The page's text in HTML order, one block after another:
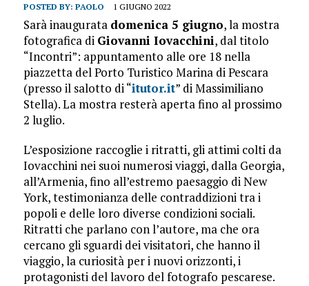
POSTED BY: PAOLO 1 GIUGNO 2022
Sarà inaugurata domenica 5 giugno, la mostra
fotografica di Giovanni Iovacchini, dal titolo
“Incontri”: appuntamento alle ore 18 nella
piazzetta del Porto Turistico Marina di Pescara
(presso il salotto di “itutor.it” di Massimiliano
Stella). La mostra resterà aperta fino al prossimo
2 luglio.
L’esposizione raccoglie i ritratti, gli attimi colti da
Iovacchini nei suoi numerosi viaggi, dalla Georgia,
all’Armenia, fino all’estremo paesaggio di New
York, testimonianza delle contraddizioni tra i
popoli e delle loro diverse condizioni sociali.
Ritratti che parlano con l’autore, ma che ora
cercano gli sguardi dei visitatori, che hanno il
viaggio, la curiosità per i nuovi orizzonti, i
protagonisti del lavoro del fotografo pescarese.